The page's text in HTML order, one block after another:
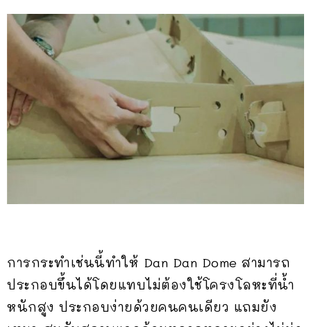
การกระทำเช่นนี้ทำให้ Dan Dan Dome สามารถ
ประกอบขึ้นได้โดยแทบไม่ต้องใช้โครงโลหะที่น้ำ
หนักสูง ประกอบง่ายด้วยคนคนเดียว แถมยัง